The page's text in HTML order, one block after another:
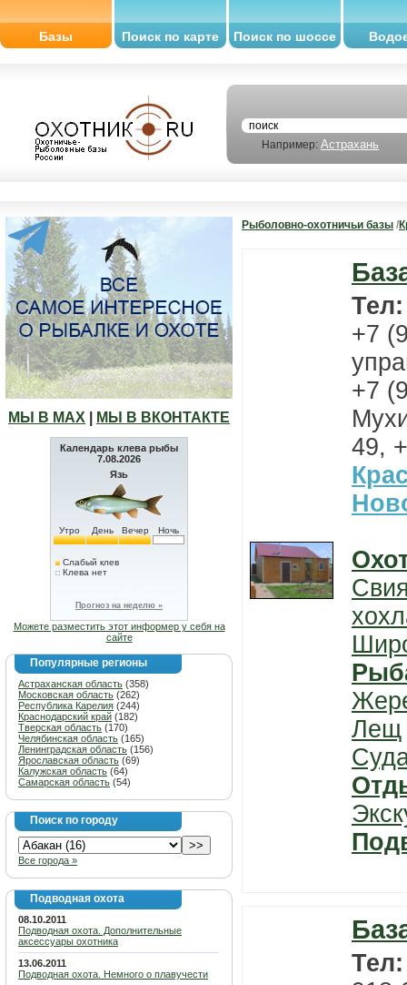
Базы Поиск по карте Поиск по шоссе
Например: Астрахань
МЫ В МАХ МЫ В ВКОНТАКТЕ
Календарь клева рыбы
7.08.2026
Язь
Утро День Вечер Ночь
Слабый клев
Клева нет
Прогноз на неделю »
Можете разместить этот информер у себя на
сайте
Популярные регионы
Астраханская область (358)
Московская область (262)
Республика Карелия (244)
Краснодарский край (182)
Тверская область (170)
Челябинская область (165)
Ленинградская область (156)
Ярославская область (69)
Калужская область (64)
Самарская область (54)
Поиск по городу
Все города »
Подводная охота
08.10.2011
Подводная охота. Дополнительные
аксессуары охотника
13.06.2011
Подводная охота. Немного о плавучести
Рыболовно-охотничьи базы /
+7
+7
49,
Лещ